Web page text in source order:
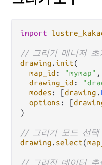
import
// 그리기 매니저 초
drawing . init(
map_id : "mymap" ,
drawing_id :
modes : [drawing .
options : [
)
// 그리기 모드 선택
drawing . select(
// 그려진 데이터 추